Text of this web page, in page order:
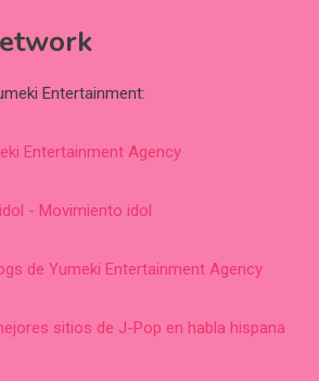
Entertainment:
Entertainment Agency
- Movimiento idol
de Yumeki Entertainment Agency
sitios de J-Pop en habla hispana